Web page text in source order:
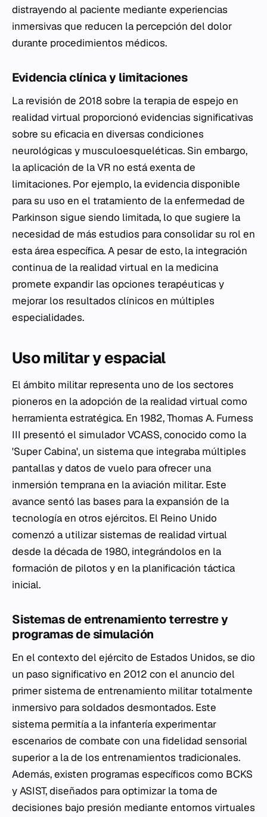
distrayendo al paciente mediante experiencias
inmersivas que reducen la percepción del dolor
durante procedimientos médicos.
Evidencia clínica y limitaciones
La revisión de 2018 sobre la terapia de espejo en
realidad virtual proporcionó evidencias significativas
sobre su eficacia en diversas condiciones
neurológicas y musculoesqueléticas. Sin embargo,
la aplicación de la VR no está exenta de
limitaciones. Por ejemplo, la evidencia disponible
para su uso en el tratamiento de la enfermedad de
Parkinson sigue siendo limitada, lo que sugiere la
necesidad de más estudios para consolidar su rol en
esta área específica. A pesar de esto, la integración
continua de la realidad virtual en la medicina
promete expandir las opciones terapéuticas y
mejorar los resultados clínicos en múltiples
especialidades.
Uso militar y espacial
El ámbito militar representa uno de los sectores
pioneros en la adopción de la realidad virtual como
herramienta estratégica. En 1982, Thomas A. Furness
III presentó el simulador VCASS, conocido como la
'Super Cabina', un sistema que integraba múltiples
pantallas y datos de vuelo para ofrecer una
inmersión temprana en la aviación militar. Este
avance sentó las bases para la expansión de la
tecnología en otros ejércitos. El Reino Unido
comenzó a utilizar sistemas de realidad virtual
desde la década de 1980, integrándolos en la
formación de pilotos y en la planificación táctica
inicial.
Sistemas de entrenamiento terrestre y
programas de simulación
En el contexto del ejército de Estados Unidos, se dio
un paso significativo en 2012 con el anuncio del
primer sistema de entrenamiento militar totalmente
inmersivo para soldados desmontados. Este
sistema permitía a la infantería experimentar
escenarios de combate con una fidelidad sensorial
superior a la de los entrenamientos tradicionales.
Además, existen programas específicos como BCKS
y ASIST, diseñados para optimizar la toma de
decisiones bajo presión mediante entornos virtuales